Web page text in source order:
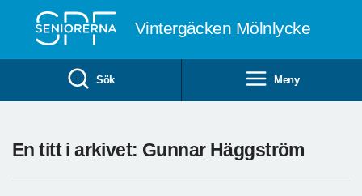
Vintergäcken Mölnlycke
Sök Meny
En titt i arkivet: Gunnar Häggström